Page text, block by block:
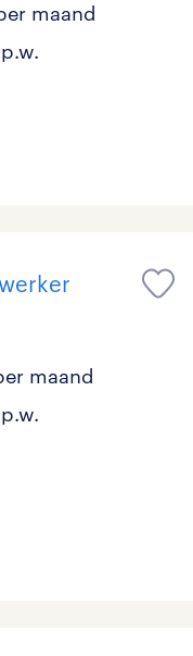
00
maand
maand